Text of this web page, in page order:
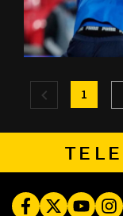
1
FacebookTwitter